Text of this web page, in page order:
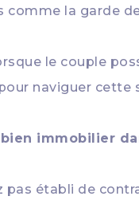
comme la garde
le couple
naviguer cette
immobilier
pas établi de